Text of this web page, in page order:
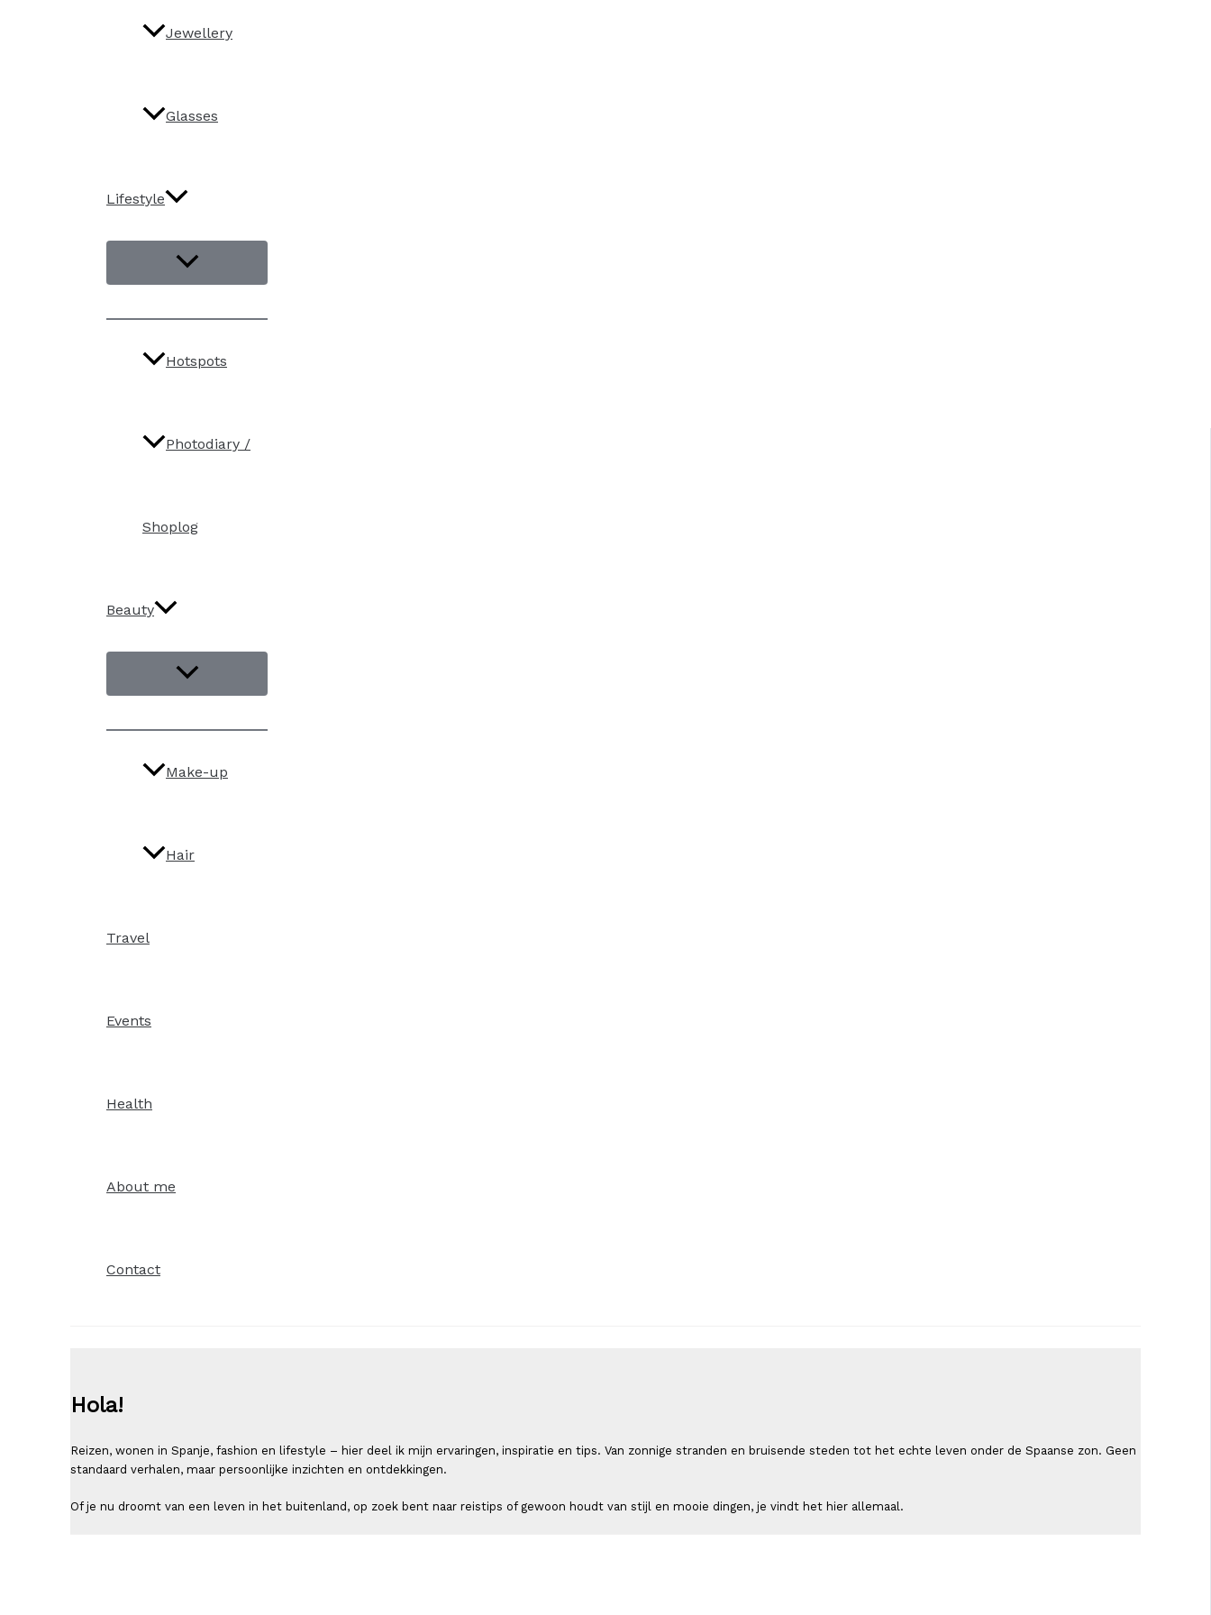
Jewellery
Glasses
Lifestyle
Hotspots
Photodiary /
Shoplog
Beauty
Make-up
Hair
Travel
Events
Health
About me
Contact
Hola!
Reizen, wonen in Spanje, fashion en lifestyle – hier deel ik mijn ervaringen, inspiratie en tips. Van zonnige stranden en bruisende steden tot het echte leven onder de Spaanse zon. Geen
standaard verhalen, maar persoonlijke inzichten en ontdekkingen.
Of je nu droomt van een leven in het buitenland, op zoek bent naar reistips of gewoon houdt van stijl en mooie dingen, je vindt het hier allemaal.